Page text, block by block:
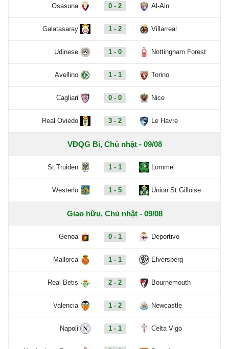
Osasuna 0 - 2 Al-Ain
Galatasaray 1 - 2 Villarreal
Udinese 1 - 0 Nottingham Forest
Avellino 1 - 1 Torino
Cagliari 0 - 0 Nice
Real Oviedo 3 - 2 Le Havre
VĐQG Bỉ, Chủ nhật - 09/08
St.Truiden 1 - 1 Lommel
Westerlo 1 - 5 Union St.Gilloise
Giao hữu, Chủ nhật - 09/08
Genoa 0 - 1 Deportivo
Mallorca 1 - 1 Elversberg
Real Betis 2 - 2 Bournemouth
Valencia 1 - 2 Newcastle
Napoli 1 - 1 Celta Vigo